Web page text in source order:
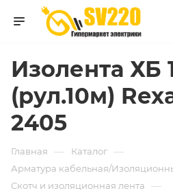
Изолента ХБ
(рул.10м)
2405
Главная — Каталог —
Арматура кабельная/
Скотч и изоляционная лента —